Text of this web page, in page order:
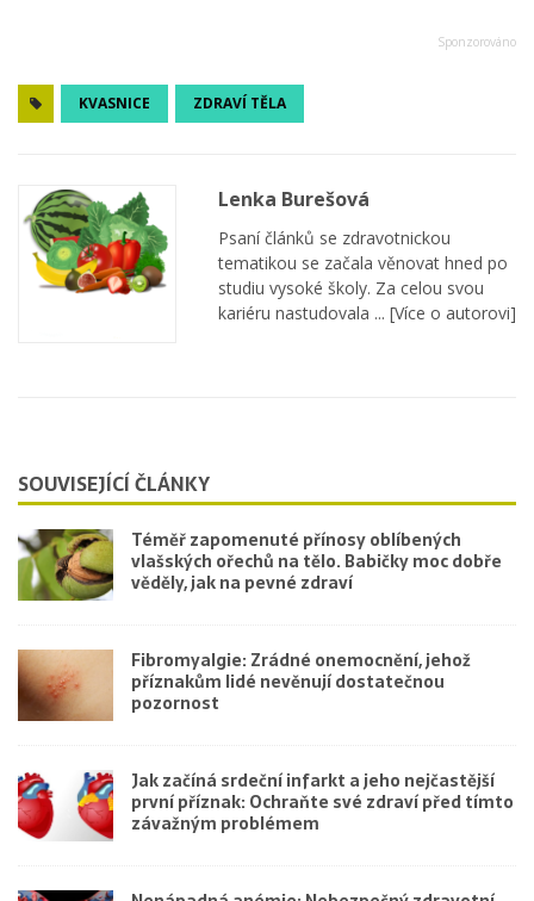
KVASNICE ZDRAVÍ TĚLA
Lenka Burešová
Psaní článků se zdravotnickou
tematikou se začala věnovat hned po
studiu vysoké školy. Za celou svou
kariéru nastudovala ... [Více o autorovi]
SOUVISEJÍCÍ ČLÁNKY
Téměř zapomenuté přínosy oblíbených
vlašských ořechů na tělo. Babičky moc dobře
věděly, jak na pevné zdraví
Fibromyalgie: Zrádné onemocnění, jehož
příznakům lidé nevěnují dostatečnou
pozornost
Jak začíná srdeční infarkt a jeho nejčastější
první příznak: Ochraňte své zdraví před tímto
závažným problémem